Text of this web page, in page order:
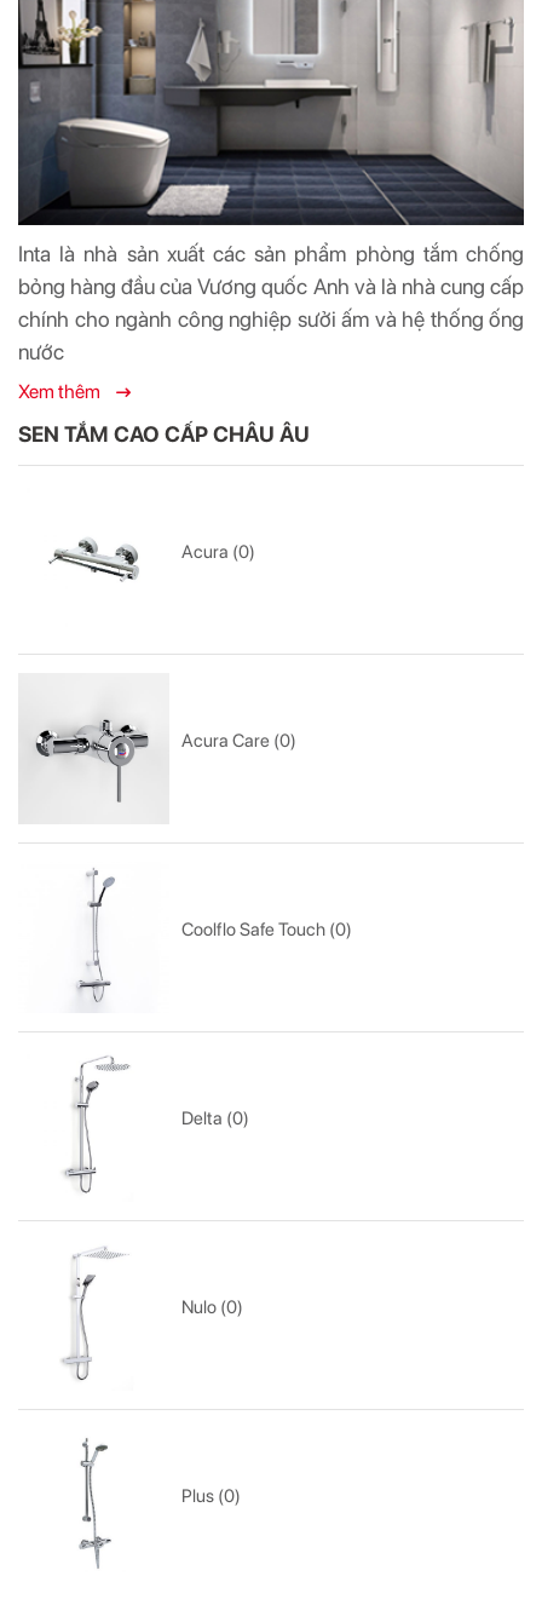
Inta là nhà sản xuất các sản phẩm phòng tắm chống
bỏng hàng đầu của Vương quốc Anh và là nhà cung cấp
chính cho ngành công nghiệp sưởi ấm và hệ thống ống
nước
Xem thêm
SEN TẮM CAO CẤP CHÂU ÂU
Acura (0)
Acura Care (0)
Coolflo Safe Touch (0)
Delta (0)
Nulo (0)
Plus (0)